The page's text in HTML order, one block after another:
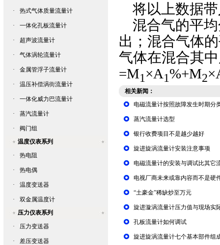
· 热式气体质量流量计
· 一体化孔板流量计
· 超声波流量计
· 气体涡轮流量计
· 金属管浮子流量计
· 温压补偿涡街流量计
· 一体化威力巴流量计
· 蒸汽流量计
·
阀门组
温度仪表系列
·
热电阻
· 热电偶
· 温度变送器
·
双金属温度计
压力仪表系列
·
压力变送器
· 差压变送器
将以上数据带
混合气的平均
出；混合气体
气体在混合其
=M1 ×A1%+M2
相关新闻：
电磁流量计按照故障发生时期分
蒸汽流量计选型
银行收费项目不是越少越好
旋进旋涡流量计安装注意事项
电磁流量计的安装与调试比其它
电视厂商未来或靠内容而不是硬
“土豪金”稀缺炒至万元
旋进漩涡流量计压力值与现场实
孔板流量计如何调试
旋进旋涡流量计七个基本部件组